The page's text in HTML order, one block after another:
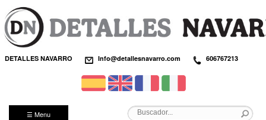
DETALLES NAVARRO Info@detallesnavarro.com 606767213
☰ Menu